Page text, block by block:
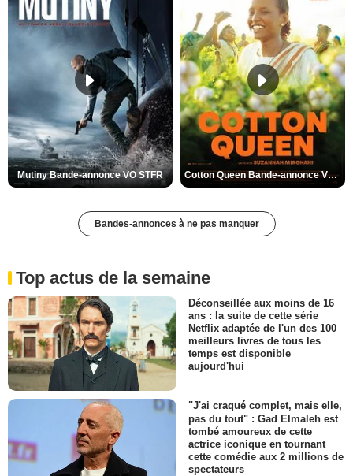
Mutiny Bande-annonce VO STFR Cotton Queen Bande-annonce VO STFR
Bandes-annonces à ne pas manquer
Top actus de la semaine
Déconseillée aux moins de 16
ans : la suite de cette série
Netflix adaptée de l'un des 100
meilleurs livres de tous les
temps est disponible
aujourd'hui
"J'ai craqué complet, mais elle,
pas du tout" : Gad Elmaleh est
tombé amoureux de cette
actrice iconique en tournant
cette comédie aux 2 millions de
spectateurs